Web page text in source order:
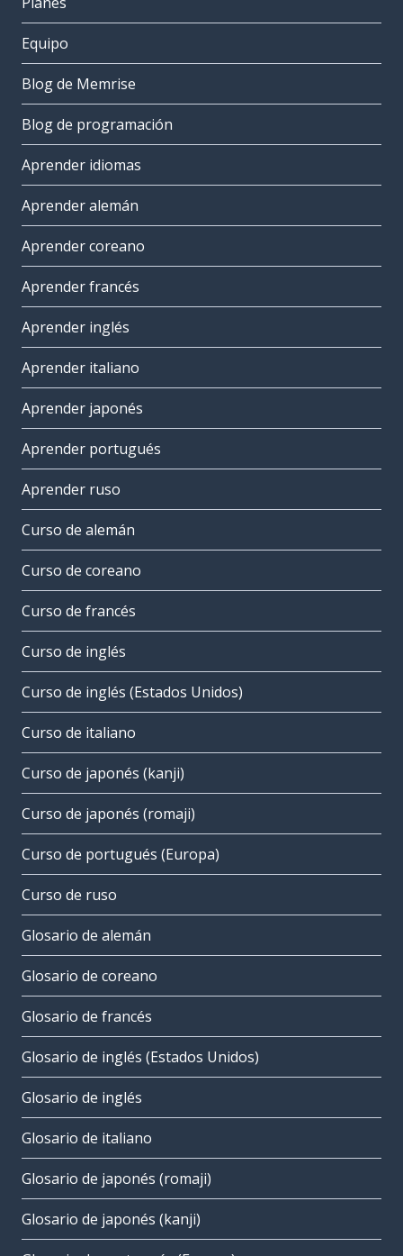
Equipo
Blog de Memrise
Blog de programación
Aprender idiomas
Aprender alemán
Aprender coreano
Aprender francés
Aprender inglés
Aprender italiano
Aprender japonés
Aprender portugués
Aprender ruso
Curso de alemán
Curso de coreano
Curso de francés
Curso de inglés
Curso de inglés (Estados Unidos)
Curso de italiano
Curso de japonés (kanji)
Curso de japonés (romaji)
Curso de portugués (Europa)
Curso de ruso
Glosario de alemán
Glosario de coreano
Glosario de francés
Glosario de inglés (Estados Unidos)
Glosario de inglés
Glosario de italiano
Glosario de japonés (romaji)
Glosario de japonés (kanji)